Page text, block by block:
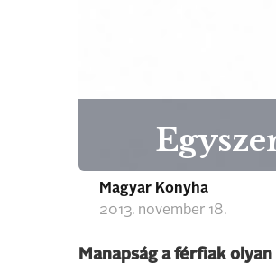
Magyar Konyha
2013. november 18.
Manapság a férfiak